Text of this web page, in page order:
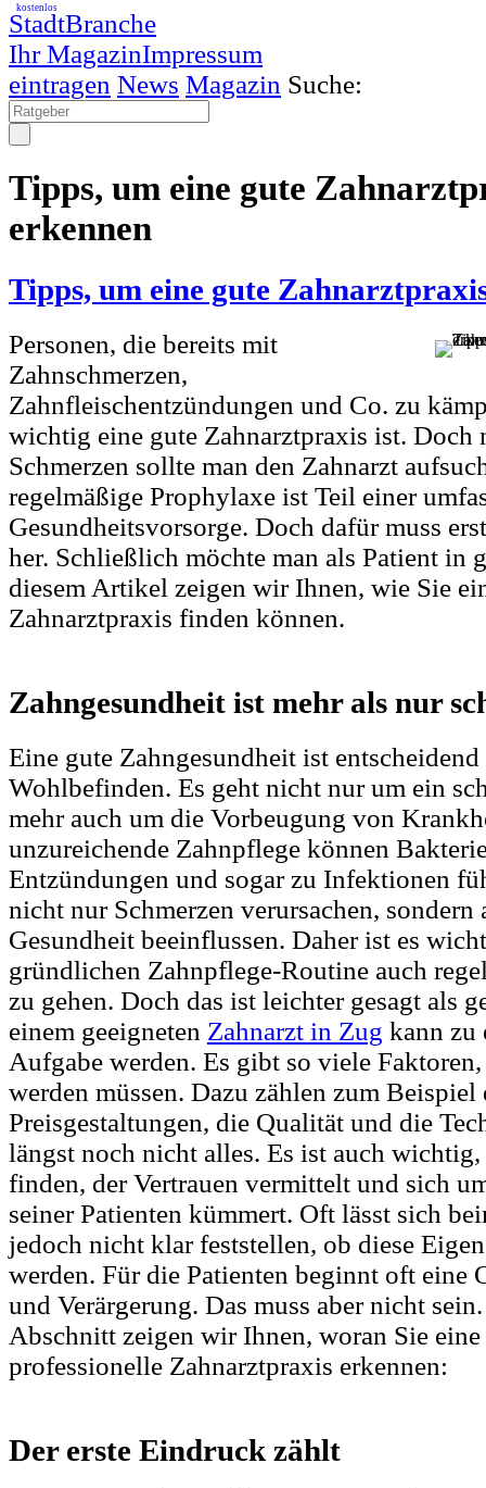
StadtBranche
Ihr MagazinImpressum
kostenlos
eintragen News Magazin Suche:
Tipps, um eine gute
erkennen
Tipps, um eine gute
Personen, die bereits mit
Zahnschmerzen,
Zahnfleischentzündungen und Co. zu
wichtig eine gute Zahnarztpraxis ist. Doch
Schmerzen sollte man den Zahnarzt
regelmäßige Prophylaxe ist Teil einer
Gesundheitsvorsorge. Doch dafür muss
her. Schließlich möchte man als Patient in
diesem Artikel zeigen wir Ihnen, wie Sie
Zahnarztpraxis finden können.
Zahngesundheit ist mehr als nur
Eine gute Zahngesundheit ist
Wohlbefinden. Es geht nicht nur um ein
mehr auch um die Vorbeugung von
unzureichende Zahnpflege können
Entzündungen und sogar zu Infektionen
nicht nur Schmerzen verursachen, sondern
Gesundheit beeinflussen. Daher ist es
gründlichen Zahnpflege-Routine auch
zu gehen. Doch das ist leichter gesagt als
einem geeigneten Zahnarzt in Zug kann zu
Aufgabe werden. Es gibt so viele
werden müssen. Dazu zählen zum Beispiel
Preisgestaltungen, die Qualität und die
längst noch nicht alles. Es ist auch
finden, der Vertrauen vermittelt und sich
seiner Patienten kümmert. Oft lässt sich
jedoch nicht klar feststellen, ob diese
werden. Für die Patienten beginnt oft eine
und Verärgerung. Das muss aber nicht
Abschnitt zeigen wir Ihnen, woran Sie
professionelle Zahnarztpraxis erkennen:
Der erste Eindruck zählt